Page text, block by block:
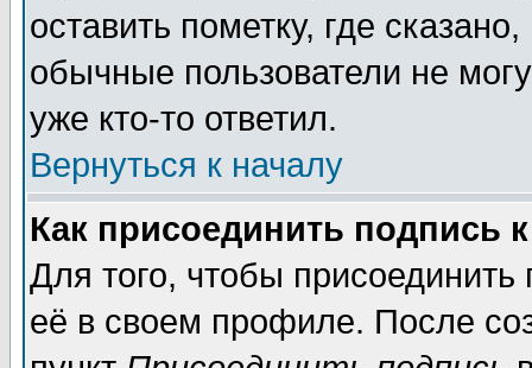
оставить пометку, где
обычные пользователи не
уже кто-то ответил.
Вернуться к началу
Как присоединить подпись
Для того, чтобы
её в своем профиле. После